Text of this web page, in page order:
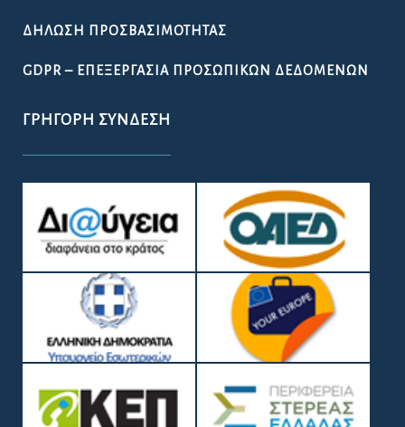
ΔΉΛΩΣΗ ΠΡΟΣΒΑΣΙΜΌΤΗΤΑΣ
GDPR – ΕΠΕΞΕΡΓΑΣΙΑ ΠΡΟΣΩΠΙΚΩΝ ΔΕΔΟΜΕΝΩΝ
ΓΡΉΓΟΡΗ ΣΎΝΔΕΣΗ